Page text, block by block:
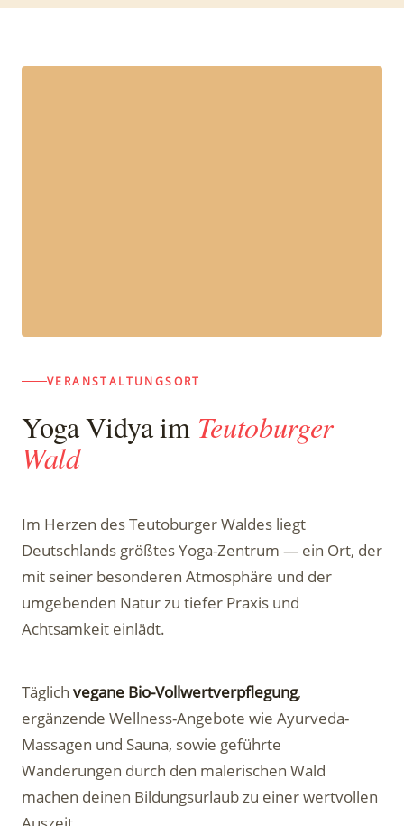
VERANSTALTUNGSORT
Yoga Vidya im Teutoburger
Wald
Im Herzen des Teutoburger Waldes liegt
Deutschlands größtes Yoga-Zentrum — ein Ort, der
mit seiner besonderen Atmosphäre und der
umgebenden Natur zu tiefer Praxis und
Achtsamkeit einlädt.
Täglich vegane Bio-Vollwertverpflegung,
ergänzende Wellness-Angebote wie Ayurveda-
Massagen und Sauna, sowie geführte
Wanderungen durch den malerischen Wald
machen deinen Bildungsurlaub zu einer wertvollen